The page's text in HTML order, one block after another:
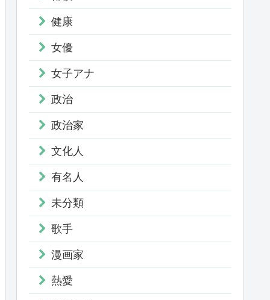
健康
女優
女子アナ
政治
政治家
文化人
有名人
未分類
歌手
漫画家
熱愛